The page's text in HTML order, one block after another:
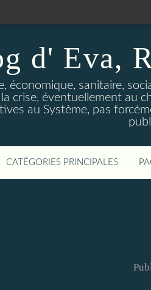
d' Eva,
économique, sanitaire,
crise, éventuellement au
au Système, pas
CATÉGORIES PRINCIPALES